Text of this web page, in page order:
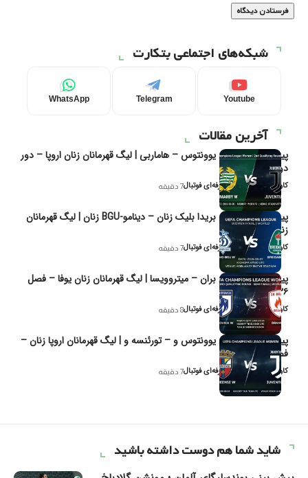
شبکه‌های اجتماعی بتکارت
Youtube
Telegram
WhatsApp
آخرین مقالات
پیش‌بینی و تحلیل یوونتوس – هاماربی | لیگ قهرمانان زنان اروپا – دور
دوم مرحله
کاوه نیک‌فر، تحلیل‌گر حرفه‌ای فوتبال7 دقیقه
پیش‌بینی و تحلیل بریدا بلیک زنان – دینامو-BGU زنان | لیگ قهرمانان
زنان یوفا
کاوه نیک‌فر، تحلیل‌گر حرفه‌ای فوتبال7 دقیقه
پیش‌بینی و تحلیل بران – میتروویسا | لیگ قهرمانان زنان یوفا – فصل
۲۰۲۶
کاوه نیک‌فر، تحلیل‌گر حرفه‌ای فوتبال8 دقیقه
پیش‌بینی و تحلیل یوونتوس و – تورئنسه و | لیگ قهرمانان اروپا زنان –
فصل ۲۰۲۶
کاوه نیک‌فر، تحلیل‌گر حرفه‌ای فوتبال7 دقیقه
شاید شما هم دوست داشته باشید